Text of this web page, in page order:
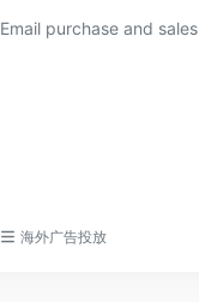
Email purchase and sales
海外广告投放